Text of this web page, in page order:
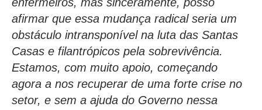
afirmar que essa mudança radical seria um
obstáculo intransponível na luta das Santas
Casas e filantrópicos pela sobrevivência.
Estamos, com muito apoio, começando
agora a nos recuperar de uma forte crise no
setor, e sem a ajuda do Governo nessa